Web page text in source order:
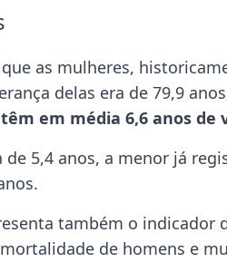
as mulheres,
delas era de 79,9
em média 6,6 anos de
de 5,4 anos, a menor já
também o
de homens e